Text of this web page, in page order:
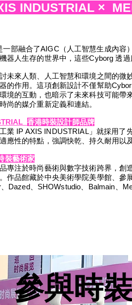
INDUSTRIAL ×
一部融合了AIGC（人工智慧生成內
器人生存的世界中，這些Cyborg 透
未來人類、人工智慧和環境之間的
的作用。這項創新設計不僅幫助
境的互動，也暗示了未來科技可能
尚的媒介重新定義和連結。
香港時裝設計師品牌
業 IP AXIS INDUSTRIAL」就採用
應性的特點，強調快乾、持久耐用以
裝藝術家
專注於時尚藝術與數字技術跨界，
作品館藏於中央美術學院美學館、
Dazed、SHOWstudio、Balmain、
參與時